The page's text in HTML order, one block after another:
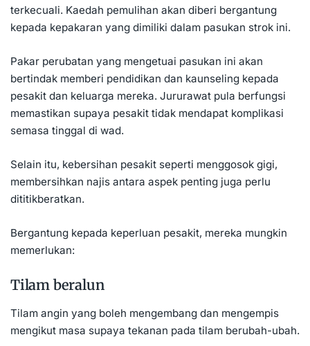
terkecuali. Kaedah pemulihan akan diberi bergantung
kepada kepakaran yang dimiliki dalam pasukan strok ini.
Pakar perubatan yang mengetuai pasukan ini akan
bertindak memberi pendidikan dan kaunseling kepada
pesakit dan keluarga mereka. Jururawat pula berfungsi
memastikan supaya pesakit tidak mendapat komplikasi
semasa tinggal di wad.
Selain itu, kebersihan pesakit seperti menggosok gigi,
membersihkan najis antara aspek penting juga perlu
dititikberatkan.
Bergantung kepada keperluan pesakit, mereka mungkin
memerlukan:
Tilam beralun
Tilam angin yang boleh mengembang dan mengempis
mengikut masa supaya tekanan pada tilam berubah-ubah.